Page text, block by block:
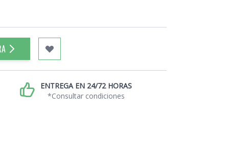
ENTREGA EN 24/72 HORAS
*Consultar condiciones